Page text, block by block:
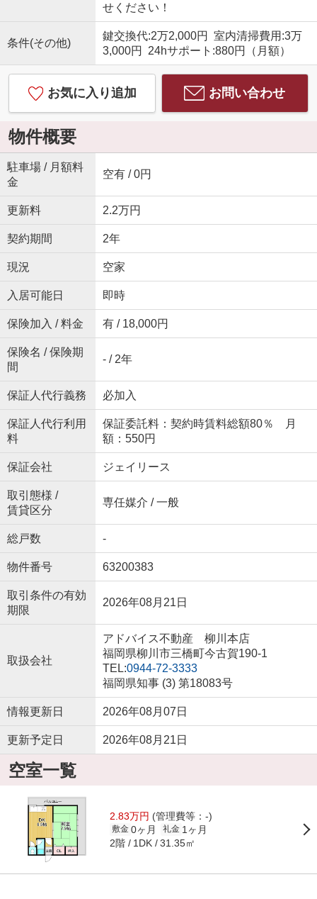
せください！
条件(その他)
鍵交換代:2万2,000円 室内清掃費用:3万
3,000円 24hサポート:880円（月額）
お気に入り追加 お問い合わせ
物件概要
駐車場 / 月額料
金
空有 / 0円
更新料 2.2万円
契約期間 2年
現況 空家
入居可能日 即時
保険加入 / 料金 有 / 18,000円
保険名 / 保険期
間
- / 2年
保証人代行義務 必加入
保証人代行利用
料
保証委託料：契約時賃料総額80％ 月
額：550円
保証会社 ジェイリース
取引態様 /
賃貸区分
専任媒介 / 一般
総戸数 -
物件番号 63200383
取引条件の有効
期限
2026年08月21日
取扱会社
アドバイス不動産 柳川本店
福岡県柳川市三橋町今古賀190-1
TEL:0944-72-3333
福岡県知事 (3) 第18083号
情報更新日 2026年08月07日
更新予定日 2026年08月21日
空室一覧
2.83万円 (管理費等：-)
敷金 0ヶ月 礼金 1ヶ月
2階 1DK 31.35㎡